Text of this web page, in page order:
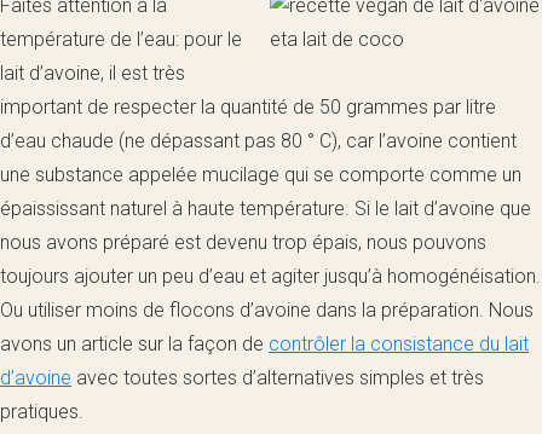
Faites attention à la
température de l’eau: pour le
lait d’avoine, il est très
important de respecter la quantité de 50 grammes par litre
d’eau chaude (ne dépassant pas 80 ° C), car l’avoine contient
une substance appelée mucilage qui se comporte comme un
épaississant naturel à haute température. Si le lait d’avoine que
nous avons préparé est devenu trop épais, nous pouvons
toujours ajouter un peu d’eau et agiter jusqu’à homogénéisation.
Ou utiliser moins de flocons d’avoine dans la préparation. Nous
avons un article sur la façon de contrôler la consistance du lait
d’avoine avec toutes sortes d’alternatives simples et très
pratiques.